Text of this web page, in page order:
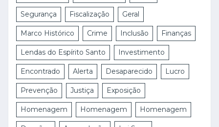
Segurança Fiscalização Geral
Marco Histórico Crime Inclusão Finanças
Lendas do Espírito Santo Investimento
Encontrado Alerta Desaparecido Lucro
Prevenção Justiça Exposição
Homenagem Homenagem Homenagem